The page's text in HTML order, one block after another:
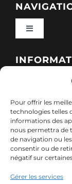
Pour offrir les
technologies telles
informations des
nous permettra de
de navigation ou
consentir ou de
négatif sur
Gérer les services
Toggle
Qui sommes-
Nos sessions
Ressources
Politique de
Mentions
Politique de
CONTACT
7, rue de
Gontier